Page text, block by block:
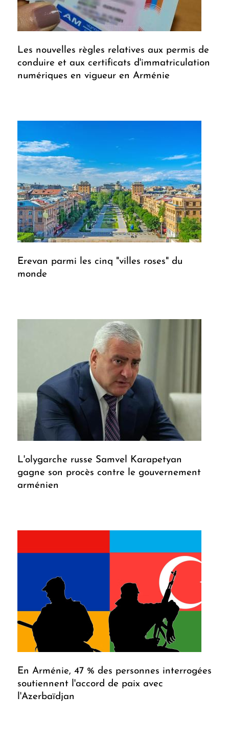
Les nouvelles règles relatives aux permis de
conduire et aux certificats d'immatriculation
numériques en vigueur en Arménie
Erevan parmi les cinq "villes roses" du
monde
L'olygarche russe Samvel Karapetyan
gagne son procès contre le gouvernement
arménien
En Arménie, 47 % des personnes interrogées
soutiennent l'accord de paix avec
l'Azerbaïdjan